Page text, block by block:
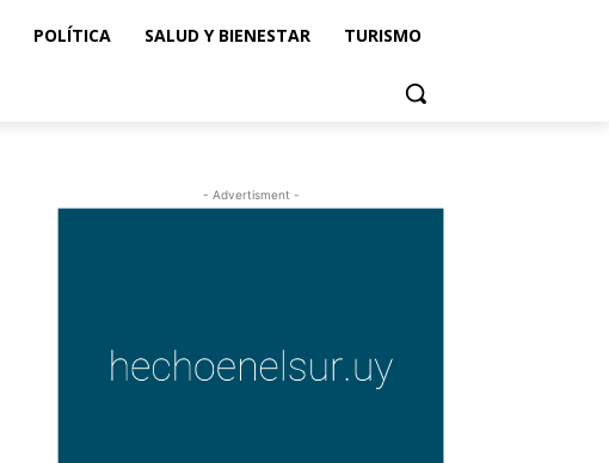
POLÍTICA SALUD Y BIENESTAR TURISMO
- Advertisment -